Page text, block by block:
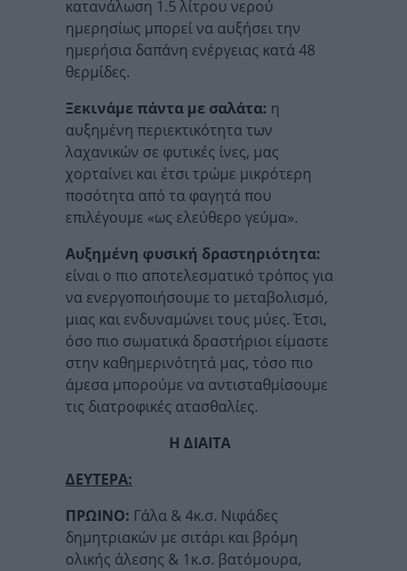
κατανάλωση 1.5 λίτρου νερού
ημερησίως μπορεί να αυξήσει την
ημερήσια δαπάνη ενέργειας κατά 48
θερμίδες.
Ξεκινάμε πάντα με σαλάτα: η
αυξημένη περιεκτικότητα των
λαχανικών σε φυτικές ίνες, μας
χορταίνει και έτσι τρώμε μικρότερη
ποσότητα από τα φαγητά που
επιλέγουμε «ως ελεύθερο γεύμα».
Αυξημένη φυσική δραστηριότητα:
είναι ο πιο αποτελεσματικό τρόπος για
να ενεργοποιήσουμε το μεταβολισμό,
μιας και ενδυναμώνει τους μύες. Έτσι,
όσο πιο σωματικά δραστήριοι είμαστε
στην καθημερινότητά μας, τόσο πιο
άμεσα μπορούμε να αντισταθμίσουμε
τις διατροφικές ατασθαλίες.
Η ΔΙΑΙΤΑ
ΔΕΥΤΕΡΑ:
ΠΡΩΙΝΟ: Γάλα & 4κ.σ. Νιφάδες
δημητριακών με σιτάρι και βρόμη
ολικής άλεσης & 1κ.σ. βατόμουρα,